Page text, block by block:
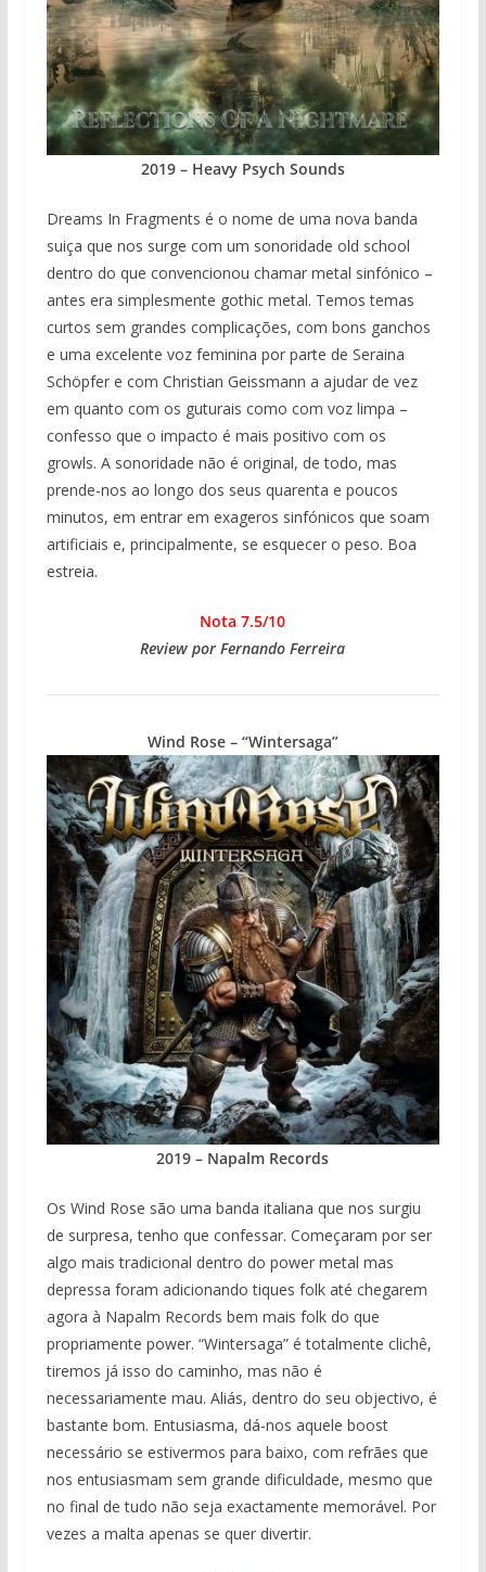
2019 – Heavy Psych Sounds
Dreams In Fragments é o nome de uma nova banda
suiça que nos surge com um sonoridade old school
dentro do que convencionou chamar metal sinfónico –
antes era simplesmente gothic metal. Temos temas
curtos sem grandes complicações, com bons ganchos
e uma excelente voz feminina por parte de Seraina
Schöpfer e com Christian Geissmann a ajudar de vez
em quanto com os guturais como com voz limpa –
confesso que o impacto é mais positivo com os
growls. A sonoridade não é original, de todo, mas
prende-nos ao longo dos seus quarenta e poucos
minutos, em entrar em exageros sinfónicos que soam
artificiais e, principalmente, se esquecer o peso. Boa
estreia.
Nota 7.5/10
Review por Fernando Ferreira
Wind Rose – “Wintersaga”
2019 – Napalm Records
Os Wind Rose são uma banda italiana que nos surgiu
de surpresa, tenho que confessar. Começaram por ser
algo mais tradicional dentro do power metal mas
depressa foram adicionando tiques folk até chegarem
agora à Napalm Records bem mais folk do que
propriamente power. “Wintersaga” é totalmente clichê,
tiremos já isso do caminho, mas não é
necessariamente mau. Aliás, dentro do seu objectivo, é
bastante bom. Entusiasma, dá-nos aquele boost
necessário se estivermos para baixo, com refrães que
nos entusiasmam sem grande dificuldade, mesmo que
no final de tudo não seja exactamente memorável. Por
vezes a malta apenas se quer divertir.